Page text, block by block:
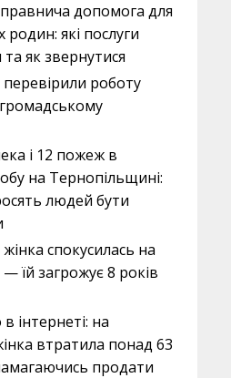
допомога для
родин: які послуги
як звернутися
роботу
і 12 пожеж в
на Тернопільщині:
людей бути
спокусилась на
їй загрожує 8 років
інтернеті: на
втратила понад 63
продати